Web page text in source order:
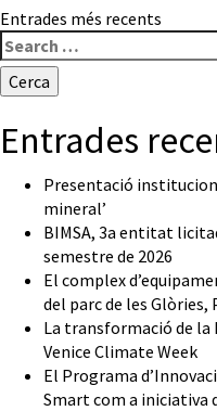
Navegació
d'entrades
Entrades més recents
Cerca:
Entrades
Presentació
mineral’
BIMSA, 3a entitat
semestre de 2026
El complex
del parc de les Glòries,
La transformació de la
Venice Climate Week
El Programa
Smart com a iniciativa